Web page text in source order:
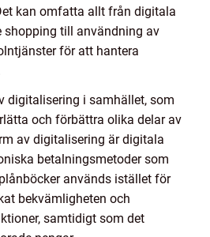
kan omfatta allt från digitala
shopping till användning av
för att hantera
digitalisering i samhället, som
och förbättra olika delar av
av digitalisering är digitala
betalningsmetoder som
används istället för
bekvämligheten och
samtidigt som det